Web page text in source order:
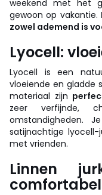
weekend met het
gewoon op vakantie.
zowel ademend is
Lyocell:
Lyocell is een
vloeiende en gladde
materiaal zijn
zeer verfijnde,
omstandigheden.
satijnachtige
met vrienden.
Linnen
comfortabel